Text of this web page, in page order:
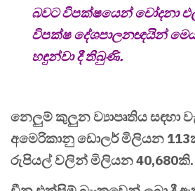
බවට විපක්ෂයෙන් චෝදනා
විපක්ෂ දේශපාලනඥයින්
හඳුන්වා දී තිබුණි.
නෙලුම් කුලුන ව්‍යාපෘතිය සඳහා
අමෙරිකානු ඩොලර් මිලියන
රුපියල් වලින් මිලියන 40,680කි.